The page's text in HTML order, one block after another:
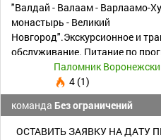
"Валдай - Валаам - Варлаамо-
монастырь - Великий
Новгород".Экскурсионное и
обслуживание. Питание по
Ночлег в гостинице. Экскурсия
Паломник
4 (1)
команда Без ограничений
ОСТАВИТЬ ЗАЯВКУ НА ДАТУ